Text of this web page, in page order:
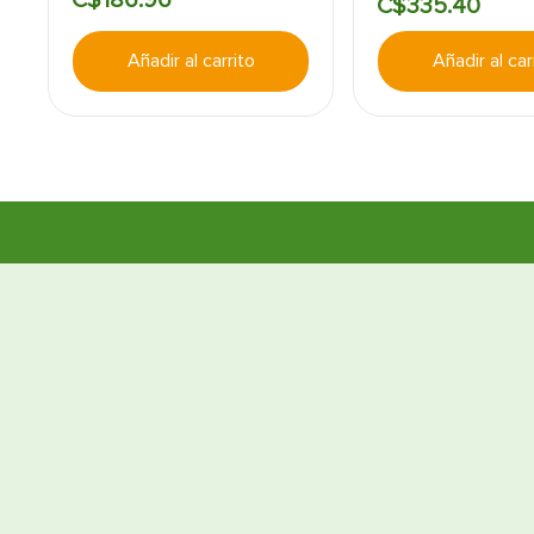
Añadir al carrito
C$335.40
Añadir al